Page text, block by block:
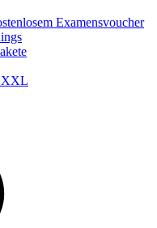
Examensvoucher
XXL